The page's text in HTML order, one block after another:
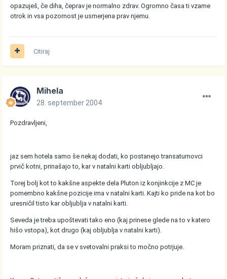
opazuješ, če diha, čeprav je normalno zdrav. Ogromno časa ti vzame
otrok in vsa pozornost je usmerjena prav njemu.
Citiraj
Mihela
28. september 2004
Pozdravljeni,
jaz sem hotela samo še nekaj dodati, ko postanejo transaturnovci
prvič kotni, prinašajo to, kar v natalni karti obljubljajo.
Torej bolj kot to kakšne aspekte dela Pluton iz konjinkcije z MC je
pomembno kakšne pozicije ima v natalni karti. Kajti ko pride na kot bo
uresničil tisto kar obljublja v natalni karti.
Seveda je treba upoštevati tako eno (kaj prinese glede na to v katero
hišo vstopa), kot drugo (kaj obljublja v natalni karti).
Moram priznati, da se v svetovalni praksi to močno potrjuje.